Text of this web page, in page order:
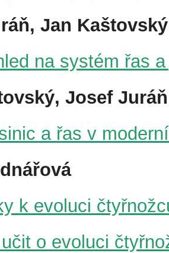
Jan Kaštovský
na systém řas
Josef Juráň
a řas v
k evoluci
o evoluci